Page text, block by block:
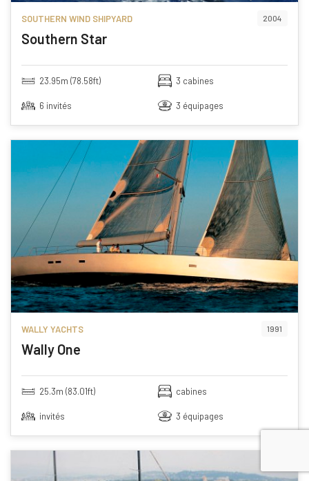
SOUTHERN WIND SHIPYARD 2004
Southern Star
23.95m (78.58ft) 3 cabines
6 invités 3 équipages
WALLY YACHTS 1991
Wally One
25.3m (83.01ft) cabines
invités 3 équipages